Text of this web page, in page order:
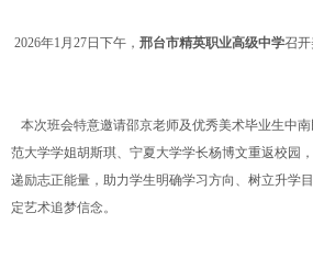
2026年1月27日下午， 邢台市精英职业高级中学召开
本次班会特意邀请邵京老师及优秀美术毕业生中
范大学学姐胡斯琪、宁夏大学学长杨博文重返校园
递励志正能量，助力学生明确学习方向、树立升学
定艺术追梦信念。